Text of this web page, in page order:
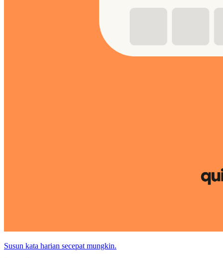
Susun kata harian secepat mungkin.